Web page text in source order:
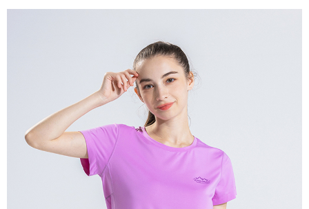
付款後7-11取貨
每筆NT$100，滿NT$699(含以上)免運費
付款後門市自取
貨到付款
每筆NT$100，滿NT$699(含以上)免運費